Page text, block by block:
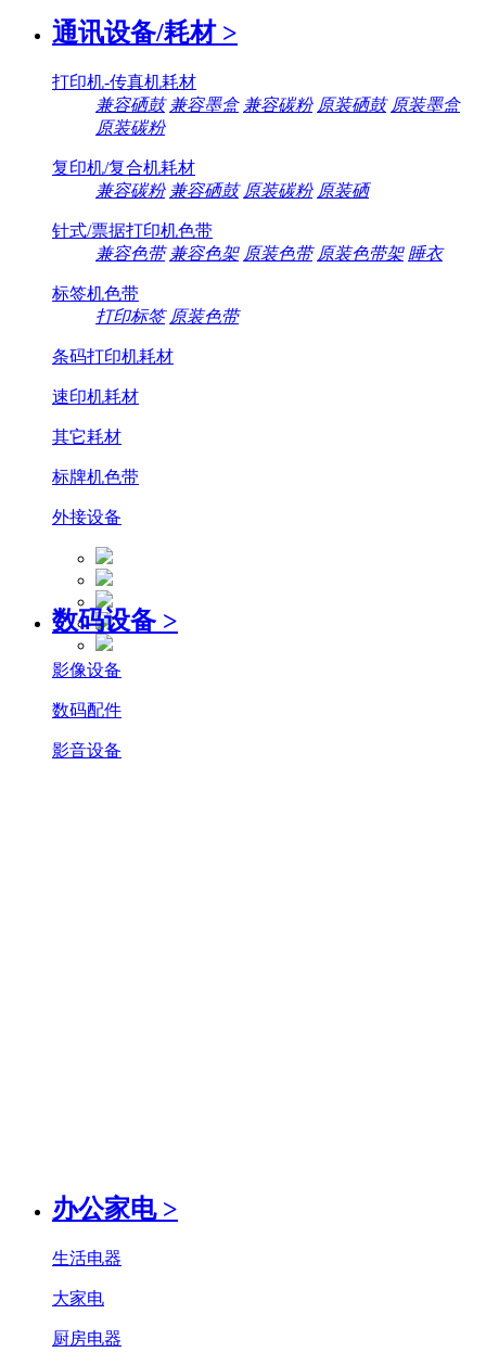
通讯设备/耗材 >
打印机-传真机耗材
兼容硒鼓 兼容墨盒 兼容碳粉 原装硒鼓 原装墨盒
原装碳粉
复印机/复合机耗材
兼容碳粉 兼容硒鼓 原装碳粉 原装硒
针式/票据打印机色带
兼容色带 兼容色架 原装色带 原装色带架 睡衣
标签机色带
打印标签 原装色带
条码打印机耗材
速印机耗材
其它耗材
标牌机色带
外接设备
数码设备 >
影像设备
数码配件
影音设备
办公家电 >
生活电器
大家电
厨房电器